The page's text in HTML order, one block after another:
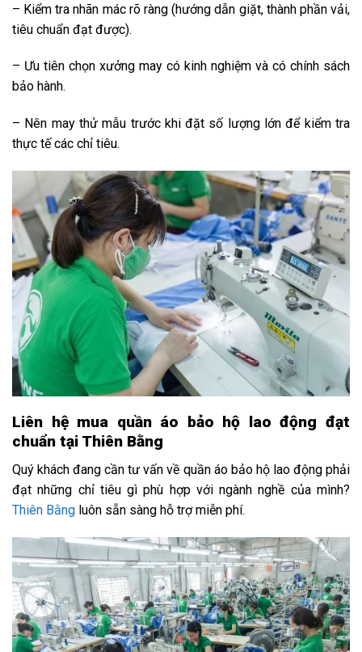
– Kiểm tra nhãn mác rõ ràng (hướng dẫn giặt, thành phần vải,
tiêu chuẩn đạt được).
– Ưu tiên chọn xưởng may có kinh nghiệm và có chính sách
bảo hành.
– Nên may thử mẫu trước khi đặt số lượng lớn để kiểm tra
thực tế các chỉ tiêu.
Liên hệ mua quần áo bảo hộ lao động đạt
chuẩn tại Thiên Bằng
Quý khách đang cần tư vấn về quần áo bảo hộ lao động phải
đạt những chỉ tiêu gì phù hợp với ngành nghề của mình?
Thiên Bằng luôn sẵn sàng hỗ trợ miễn phí.